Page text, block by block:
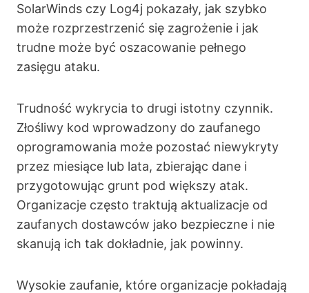
SolarWinds czy Log4j pokazały, jak szybko
może rozprzestrzenić się zagrożenie i jak
trudne może być oszacowanie pełnego
zasięgu ataku.
Trudność wykrycia to drugi istotny czynnik.
Złośliwy kod wprowadzony do zaufanego
oprogramowania może pozostać niewykryty
przez miesiące lub lata, zbierając dane i
przygotowując grunt pod większy atak.
Organizacje często traktują aktualizacje od
zaufanych dostawców jako bezpieczne i nie
skanują ich tak dokładnie, jak powinny.
Wysokie zaufanie, które organizacje pokładają